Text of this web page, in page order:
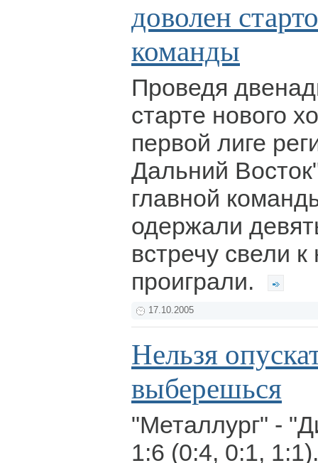
доволен
команды
Проведя
старте нового
первой лиге
Дальний
главной
одержали
встречу свели
проиграли.
17.10.2005
Нельзя
выберешься
"Металлург" -
1:6 (0:4, 0:1,